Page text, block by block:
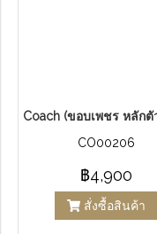
Coach (ขอบเพชร หลักตั
CO00206
฿4,900
สั่งซื้อสินค้า